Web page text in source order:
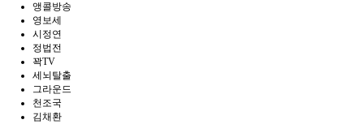
앵콜방송
영보세
시정연
정법전
꽉TV
세뇌탈출
그라운드
천조국
김채환